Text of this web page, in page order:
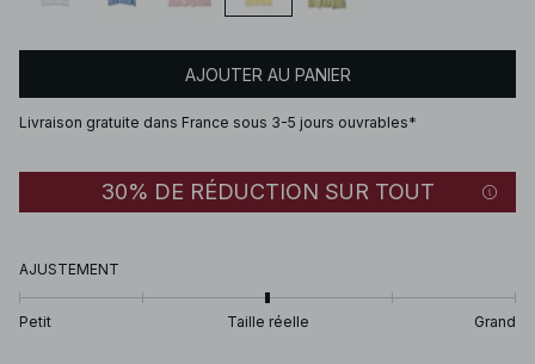
AJOUTER AU PANIER
Livraison gratuite dans France sous 3-5 jours ouvrables*
30% DE RÉDUCTION SUR TOUT
AJUSTEMENT
Petit Taille réelle Grand